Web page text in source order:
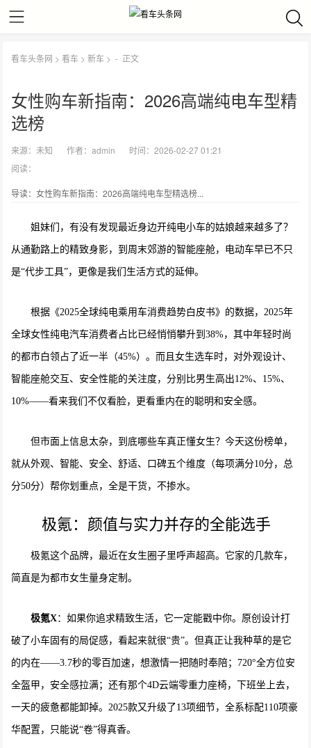
看车头条网 >看车 >新车 > - 正文
女性购车新指南：2026高端纯电车型精
选榜
来源：未知 作者：admin
时间：2026-02-27 01:21
阅读：
导读：女性购车新指南：2026高端纯电车型精选榜...
姐妹们，有没有发现最近身边开纯电小车的姑娘越来越多了？
从通勤路上的精致身影，到周末郊游的智能座舱，电动车早已不只
是“代步工具”，更像是我们生活方式的延伸。
根据《2025全球纯电乘用车消费趋势白皮书》的数据，2025年
全球女性纯电汽车消费者占比已经悄悄攀升到38%，其中年轻时尚
的都市白领占了近一半（45%）。而且女生选车时，对外观设计、
智能座舱交互、安全性能的关注度，分别比男生高出12%、15%、
10%——看来我们不仅看脸，更看重内在的聪明和安全感。
但市面上信息太杂，到底哪些车真正懂女生？今天这份榜单，
就从外观、智能、安全、舒适、口碑五个维度（每项满分10分，总
分50分）帮你划重点，全是干货，不掺水。
极氪：颜值与实力并存的全能选手
极氪这个品牌，最近在女生圈子里呼声超高。它家的几款车，
简直是为都市女生量身定制。
极氪X：如果你追求精致生活，它一定能戳中你。原创设计打
破了小车固有的局促感，看起来就很“贵”。但真正让我种草的是它
的内在——3.7秒的零百加速，想激情一把随时奉陪；720°全方位安
全盔甲，安全感拉满；还有那个4D云端零重力座椅，下班坐上去，
一天的疲惫都能卸掉。2025款又升级了13项细节，全系标配110项豪
华配置，只能说“卷”得真香。